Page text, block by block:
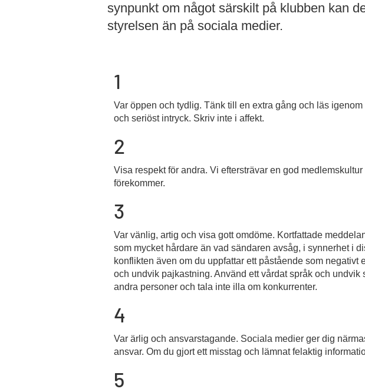
synpunkt om något särskilt på klubben kan
styrelsen än på sociala medier.
1
Var öppen och tydlig. Tänk till en extra gång och läs
och seriöst intryck. Skriv inte i affekt.
2
Visa respekt för andra. Vi eftersträvar en god
förekommer.
3
Var vänlig, artig och visa gott omdöme. Kortfattade
som mycket hårdare än vad sändaren avsåg, i synnerhet i
konflikten även om du uppfattar ett påstående som
och undvik pajkastning. Använd ett vårdat språk och
andra personer och tala inte illa om konkurrenter.
4
Var ärlig och ansvarstagande. Sociala medier ger dig
ansvar. Om du gjort ett misstag och lämnat felaktig
5